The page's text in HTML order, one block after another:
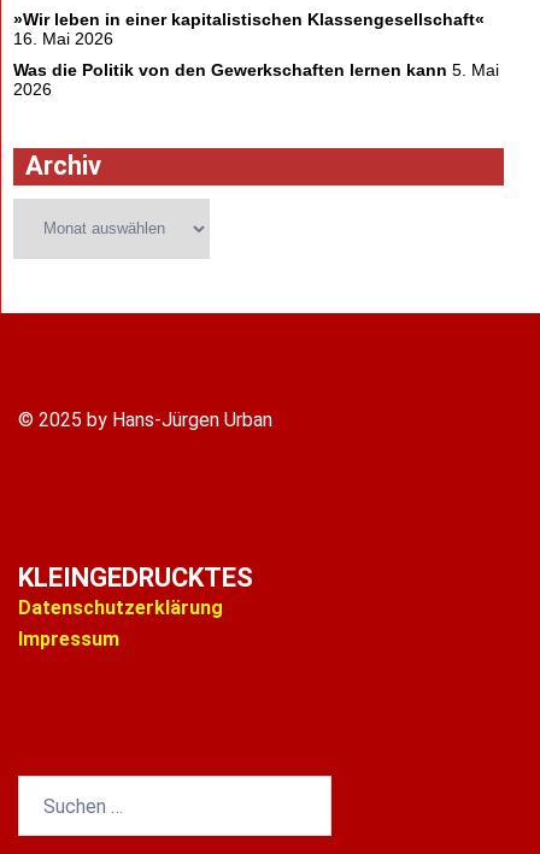
»Wir leben in einer kapitalistischen Klassengesellschaft«
16. Mai 2026
Was die Politik von den Gewerkschaften lernen kann 5. Mai
2026
Archiv
© 2025 by Hans-Jürgen Urban
KLEINGEDRUCKTES
Datenschutzerklärung
Impressum